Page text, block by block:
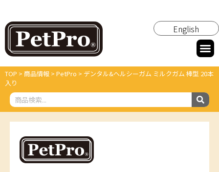
English
TOP > 商品情報 > PetPro > デンタル&ヘルシーガム ミルクガム 棒型 20本
入り